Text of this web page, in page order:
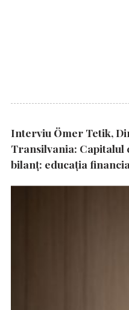
Interviu Ömer Tetik,
Transilvania:
bilanț: educația